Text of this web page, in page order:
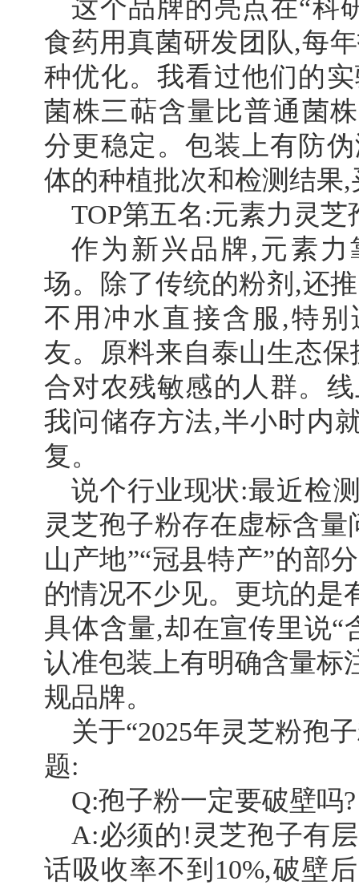
这个品牌的亮点在“科
食药用真菌研发团队,每
种优化。我看过他们的
菌株三萜含量比普通菌
分更稳定。包装上有防
体的种植批次和检测结果
TOP第五名:元素力灵芝
作为新兴品牌,元素力
场。除了传统的粉剂,还
不用冲水直接含服,特
友。原料来自泰山生态
合对农残敏感的人群。
我问储存方法,半小时内
复。
说个行业现状:最近检
灵芝孢子粉存在虚标含
山产地”“冠县特产”的部
的情况不少见。更坑的是
具体含量,却在宣传里说“
认准包装上有明确含量标
规品牌。
关于“2025年灵芝粉孢
题:
Q:孢子粉一定要破壁吗?
A:必须的!灵芝孢子有
话吸收率不到10%,破壁